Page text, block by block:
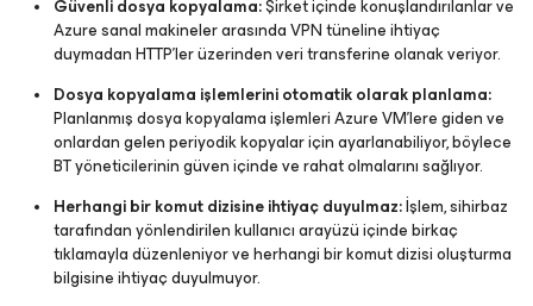
Güvenli dosya kopyalama:Şirket içinde konuşlandırılanlar ve
Azure sanal makineler arasında VPN tüneline ihtiyaç
duymadan HTTP’ler üzerinden veri transferine olanak veriyor.
Dosya kopyalama işlemlerini otomatik olarak planlama:
Planlanmış dosya kopyalama işlemleri Azure VM’lere giden ve
onlardan gelen periyodik kopyalar için ayarlanabiliyor, böylece
BT yöneticilerinin güven içinde ve rahat olmalarını sağlıyor.
Herhangi bir komut dizisine ihtiyaç duyulmaz:İşlem, sihirbaz
tarafından yönlendirilen kullanıcı arayüzü içinde birkaç
tıklamayla düzenleniyor ve herhangi bir komut dizisi oluşturma
bilgisine ihtiyaç duyulmuyor.